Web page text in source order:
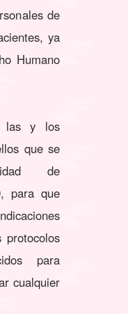
de
ya
Humano
las y los
que se
de
para que
para
cualquier